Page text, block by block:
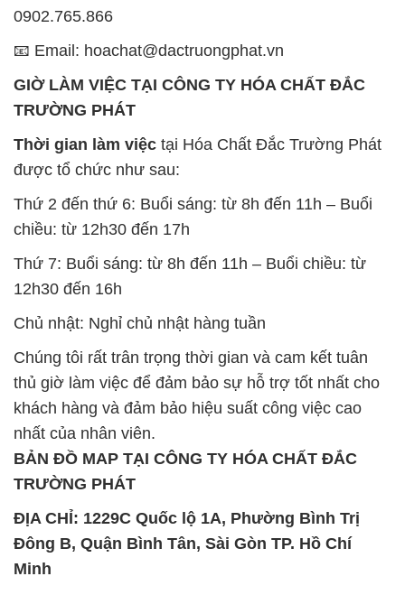
được tổ chức như sau:
Thứ 2 đến thứ 6: Buổi sáng: từ 8h đến 11h – Buổi
chiều: từ 12h30 đến 17h
Thứ 7: Buổi sáng: từ 8h đến 11h – Buổi chiều: từ
12h30 đến 16h
Chủ nhật: Nghỉ chủ nhật hàng tuần
thủ giờ làm việc để đảm bảo sự hỗ trợ tốt nhất cho
khách hàng và đảm bảo hiệu suất công việc cao
nhất của nhân viên.
BẢN ĐỒ MAP TẠI CÔNG TY HÓA CHẤT ĐẮC
TRƯỜNG PHÁT
ĐỊA CHỈ: 1229C Quốc lộ 1A, Phường Bình Trị
Đông B, Quận Bình Tân, Sài Gòn TP. Hồ Chí
Minh